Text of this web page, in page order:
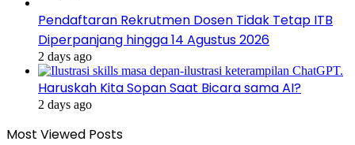
Pendaftaran Rekrutmen Dosen Tidak Tetap ITB
Diperpanjang hingga 14 Agustus 2026
2 days ago
Haruskah Kita Sopan Saat Bicara sama AI?
2 days ago
Most Viewed Posts